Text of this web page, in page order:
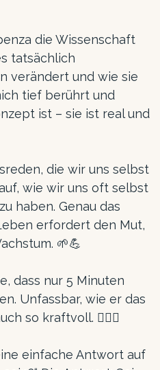
die Wissenschaft
tatsächlich
verändert und wie sie
tief berührt und
ist – sie ist real und
die wir uns selbst
wie wir uns oft selbst
haben. Genau das
erfordert den Mut,
🌱💪
dass nur 5 Minuten
Unfassbar, wie er das
so kraftvoll. 🧘‍♀️✨
einfache Antwort auf